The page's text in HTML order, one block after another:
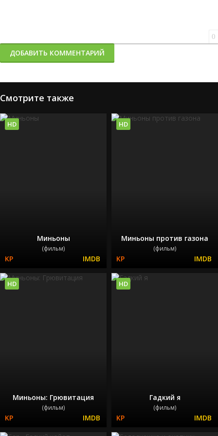
0
ДОБАВИТЬ КОММЕНТАРИЙ
Смотрите также
Миньоны
(фильм)
HD
Миньоны против газона
(фильм)
HD
Миньоны: Грювитация
(фильм)
HD
Гадкий я
(фильм)
HD